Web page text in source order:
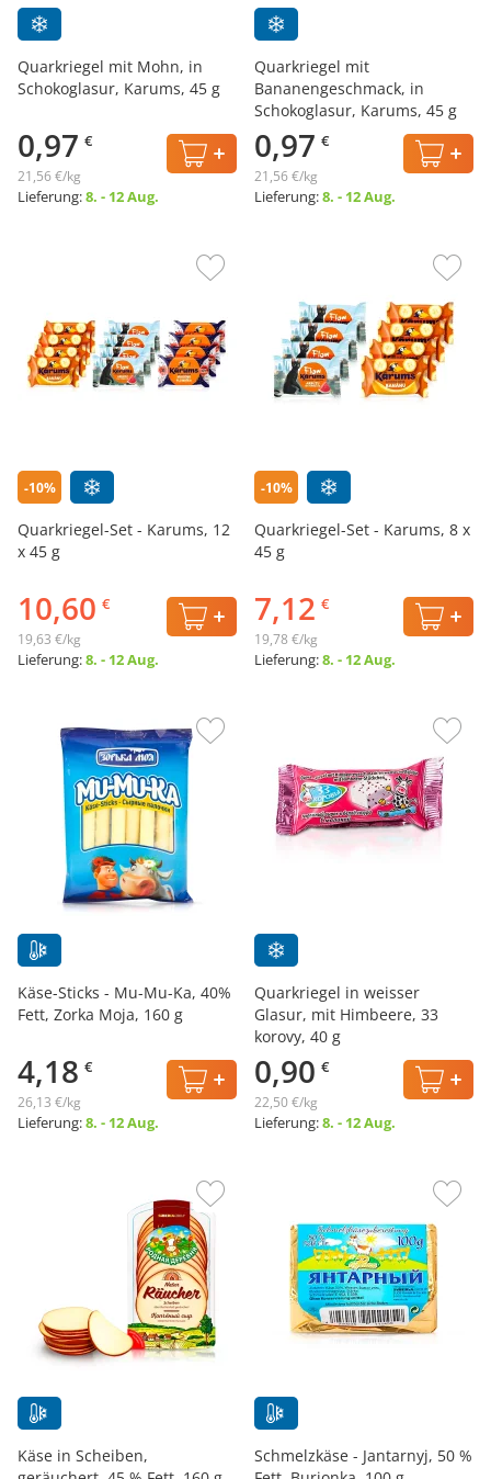
Quarkriegel mit Mohn, in
Schokoglasur, Karums, 45 g
0,97 €
21,56 €/kg
Lieferung:8. - 12 Aug.
Quarkriegel mit
Bananengeschmack, in
Schokoglasur, Karums, 45 g
0,97 €
21,56 €/kg
Lieferung:8. - 12 Aug.
-10%
Quarkriegel-Set - Karums, 12
x 45 g
10,60 €
19,63 €/kg
Lieferung:8. - 12 Aug.
-10%
Quarkriegel-Set - Karums, 8 x
45 g
7,12 €
19,78 €/kg
Lieferung:8. - 12 Aug.
Käse-Sticks - Mu-Mu-Ka, 40%
Fett, Zorka Moja, 160 g
4,18 €
26,13 €/kg
Lieferung:8. - 12 Aug.
Quarkriegel in weisser
Glasur, mit Himbeere, 33
korovy, 40 g
0,90 €
22,50 €/kg
Lieferung:8. - 12 Aug.
Käse in Scheiben,
Schmelzkäse - Jantarnyj, 50 %